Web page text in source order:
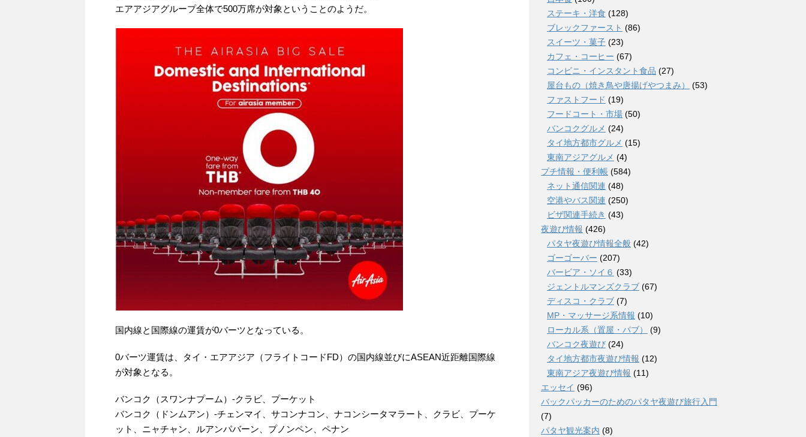
エアアジアグループ全体で500万席が対象ということのようだ。
国内線と国際線の運賃が0バーツとなっている。
0バーツ運賃は、タイ・エアアジア（フライトコードFD）の国内線並びにASEAN近距離国際線
が対象となる。
バンコク（スワンナプーム）-クラビ、プーケット
バンコク（ドンムアン）-チェンマイ、サコンナコン、ナコンシータマラート、クラビ、プーケ
ット、ニャチャン、ルアンパバーン、プノンペン、ペナン
ステーキ・洋食 (128)
ブレックファースト (86)
スイーツ・菓子 (23)
カフェ・コーヒー (67)
コンビニ・インスタント食品 (27)
屋台もの（焼き鳥や唐揚げやつまみ）
(53)
ファストフード (19)
フードコート・市場 (50)
バンコクグルメ (24)
タイ地方都市グルメ (15)
東南アジアグルメ (4)
プチ情報・便利帳 (584)
ネット通信関連 (48)
空港やバス関連 (250)
ビザ関連手続き (43)
夜遊び情報 (426)
パタヤ夜遊び情報全般 (42)
ゴーゴーバー (207)
バービア・ソイ６ (33)
ジェントルマンズクラブ (67)
ディスコ・クラブ (7)
MP・マッサージ系情報 (10)
ローカル系（置屋・パブ）
(9)
バンコク夜遊び (24)
タイ地方都市夜遊び情報 (12)
東南アジア夜遊び情報 (11)
エッセイ (96)
バックパッカーのためのパタヤ夜遊び旅行入門
(7)
パタヤ観光案内 (8)